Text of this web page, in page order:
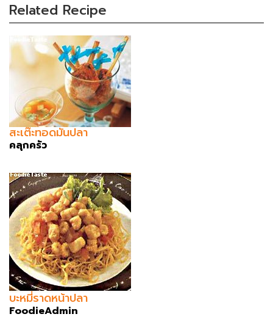
Related Recipe
สะเต๊ะทอดมันปลา
คลุกครัว
บะหมี่ราดหน้าปลา
FoodieAdmin